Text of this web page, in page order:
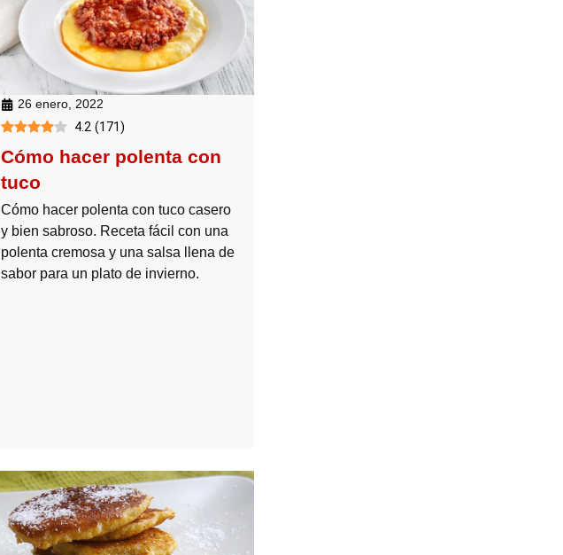
26 enero, 2022
4.2 (171)
Cómo hacer polenta con
tuco
Cómo hacer polenta con tuco casero
y bien sabroso. Receta fácil con una
polenta cremosa y una salsa llena de
sabor para un plato de invierno.